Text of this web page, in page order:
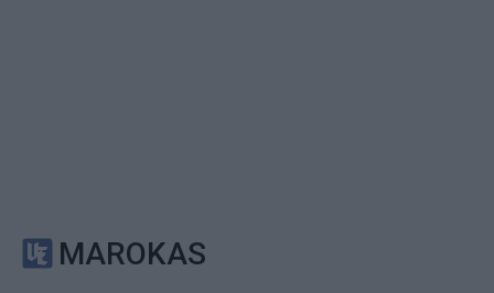
MAROKAS